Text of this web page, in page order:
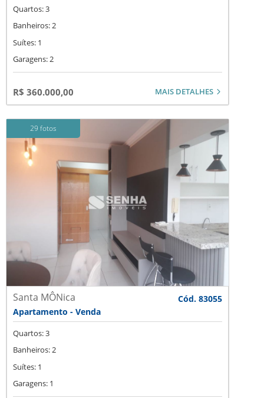
Quartos: 3
Banheiros: 2
Suítes: 1
Garagens: 2
R$ 360.000,00 MAIS DETALHES
29 fotos
Santa MÔNica
Cód. 83055
Apartamento - Venda
Quartos: 3
Banheiros: 2
Suítes: 1
Garagens: 1